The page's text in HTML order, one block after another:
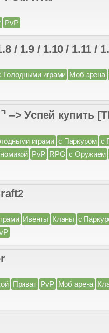
PvP
/ 1.9 / 1.10 / 1.11 /
Голодными играми Моб арена
--> Успей купить
играми с Паркуром с
PvP RPG с Оружием
Ивенты Кланы с
Приват PvP Моб арена